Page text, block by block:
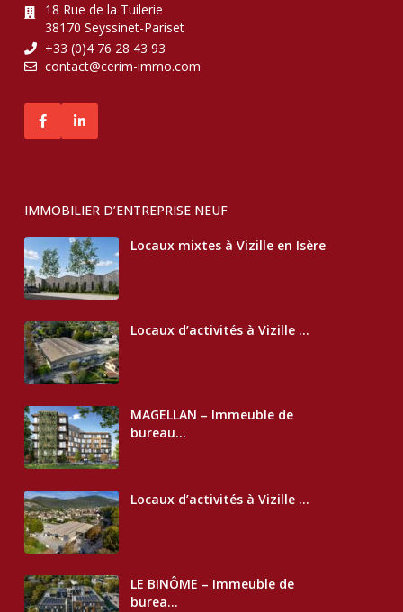
18 Rue de la Tuilerie
38170 Seyssinet-Pariset
+33 (0)4 76 28 43 93
contact@cerim-immo.com
IMMOBILIER D’ENTREPRISE NEUF
Locaux mixtes à Vizille en Isère
Locaux d’activités à Vizille ...
MAGELLAN – Immeuble de
bureau...
Locaux d’activités à Vizille ...
LE BINÔME – Immeuble de
burea...